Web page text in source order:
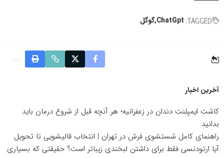
TAGGED:
ChatGpt گوگل
آخرین اخبار
کاشت ایمپلنت دندان در زعفرانیه؛ هر آنچه قبل از شروع درمان باید
بدانید
راهنمای کامل شستشوی فرش در تهران | انتخاب قالیشویی تا تحویل
آیا ارتودنسی فقط برای داشتن لبخندی زیباتر است؟ حقیقتی که بسیاری